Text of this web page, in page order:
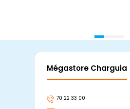
Mégastore Charguia
70 22 33 00